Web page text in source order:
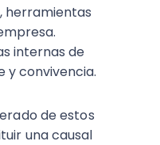
herramientas
internas de
y convivencia.
de estos
una causal